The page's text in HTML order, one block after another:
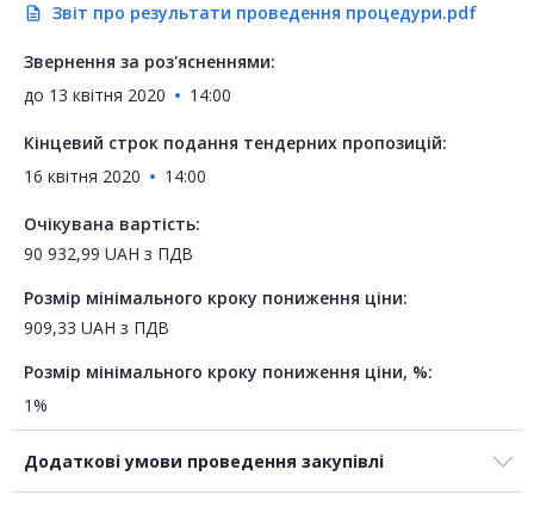
description Звіт про результати проведення процедури.pdf
Звернення за роз'ясненнями:
до 13 квітня 2020 14:00
Кінцевий строк подання тендерних пропозицій:
16 квітня 2020
14:00
Очікувана вартість:
90 932,99 UAH з ПДВ
Розмір мінімального кроку пониження ціни:
909,33 UAH з ПДВ
Розмір мінімального кроку пониження ціни, %:
1%
Додаткові умови проведення закупівлі